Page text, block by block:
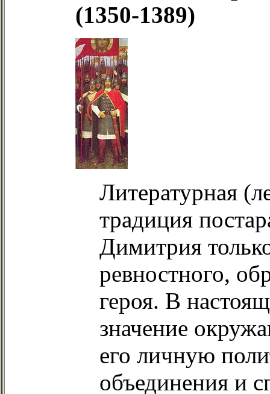
(1350-1389)
Литературная
традиция
Димитрия
ревностного,
героя. В
значение
его личную
объединения и